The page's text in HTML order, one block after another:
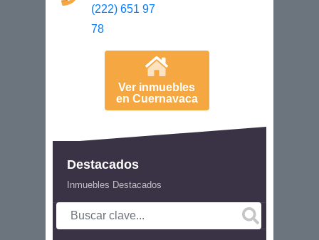
(222) 651 97
78
Ver inmuebles
en Cuernavaca
Destacados
Inmuebles Destacados